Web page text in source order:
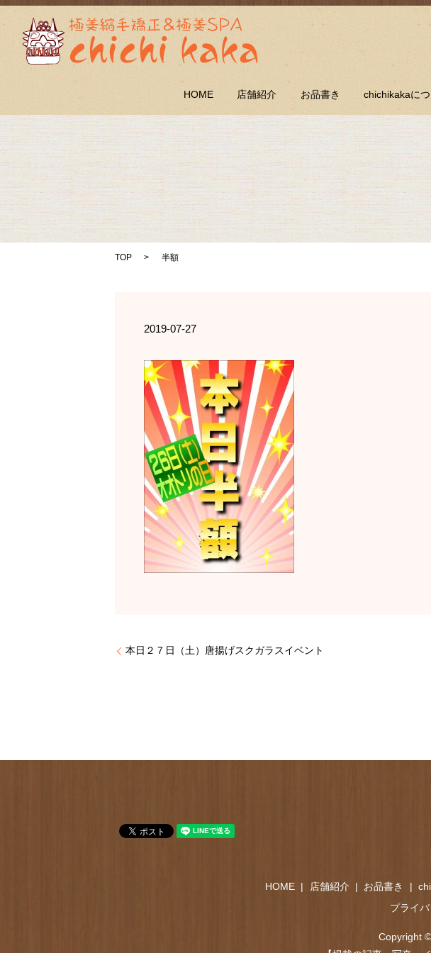
HOME 店舗紹介 お品書き chichikakaに
TOP 半額
2019-07-27
本日２７日（土）唐揚げスクガラスイベント
HOME 店舗紹介 お品書き
プライ
Copyright